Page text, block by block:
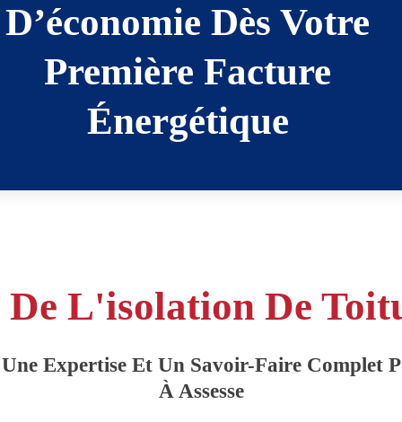
D’économie Dès Votre
Première Facture
Énergétique
L'isolation De
Expertise Et Un Savoir-Faire Complet
À Assesse